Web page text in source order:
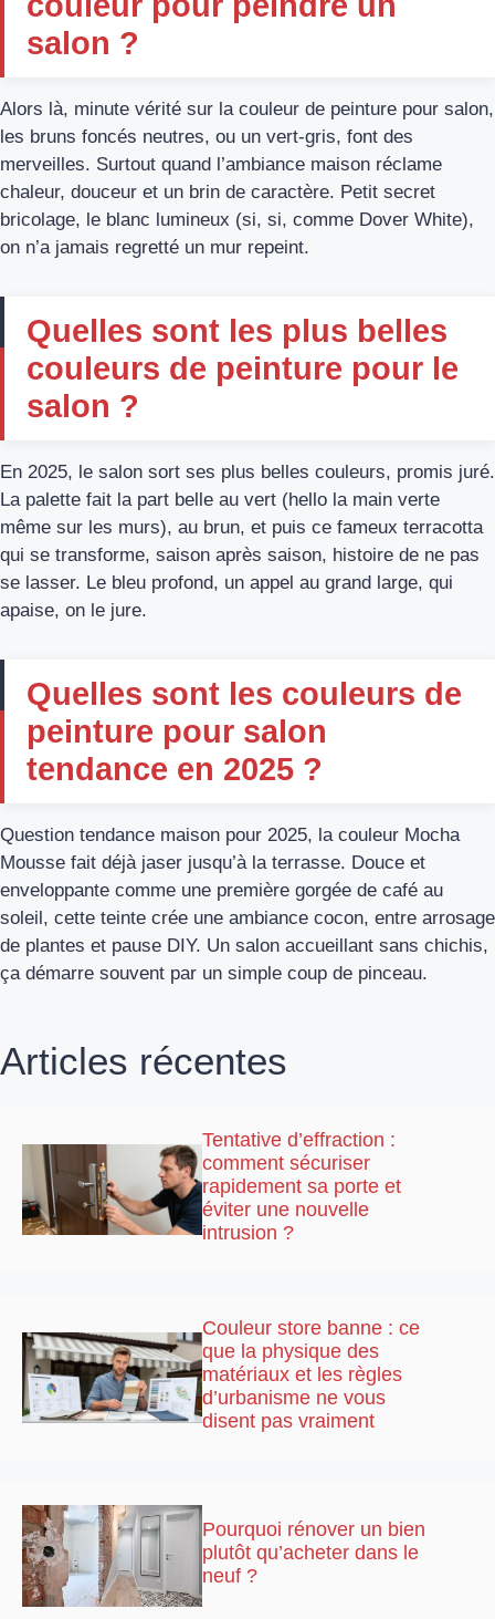
salon ?
Alors là, minute vérité sur la couleur de peinture pour salon,
les bruns foncés neutres, ou un vert-gris, font des
merveilles. Surtout quand l’ambiance maison réclame
chaleur, douceur et un brin de caractère. Petit secret
bricolage, le blanc lumineux (si, si, comme Dover White),
on n’a jamais regretté un mur repeint.
Quelles sont les plus belles
couleurs de peinture pour le
salon ?
En 2025, le salon sort ses plus belles couleurs, promis juré.
La palette fait la part belle au vert (hello la main verte
même sur les murs), au brun, et puis ce fameux terracotta
qui se transforme, saison après saison, histoire de ne pas
se lasser. Le bleu profond, un appel au grand large, qui
apaise, on le jure.
Quelles sont les couleurs de
peinture pour salon
tendance en 2025 ?
Question tendance maison pour 2025, la couleur Mocha
Mousse fait déjà jaser jusqu’à la terrasse. Douce et
enveloppante comme une première gorgée de café au
soleil, cette teinte crée une ambiance cocon, entre arrosage
de plantes et pause DIY. Un salon accueillant sans chichis,
ça démarre souvent par un simple coup de pinceau.
Articles récentes
Tentative d’effraction :
comment sécuriser
rapidement sa porte et
éviter une nouvelle
intrusion ?
Couleur store banne : ce
que la physique des
matériaux et les règles
d’urbanisme ne vous
disent pas vraiment
Pourquoi rénover un bien
plutôt qu’acheter dans le
neuf ?